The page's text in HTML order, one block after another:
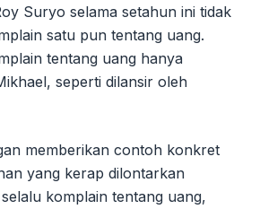
Suryo selama setahun ini tidak
satu pun tentang uang.
tentang uang hanya
seperti dilansir oleh
memberikan contoh konkret
yang kerap dilontarkan
komplain tentang uang,